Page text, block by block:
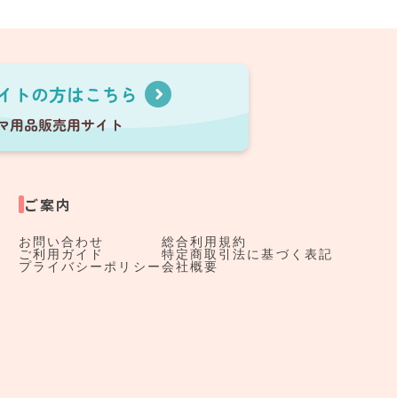
ご案内
お問い合わせ
ご利用ガイド
プライバシーポリシー
総合利用規約
特定商取引法に基づく表記
会社概要